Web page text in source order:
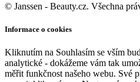
© Janssen - Beauty.cz. Všechna
Informace o cookies
Kliknutím na Souhlasím se vším
analytické - dokážeme vám tak
měřit funkčnost našeho webu. Své